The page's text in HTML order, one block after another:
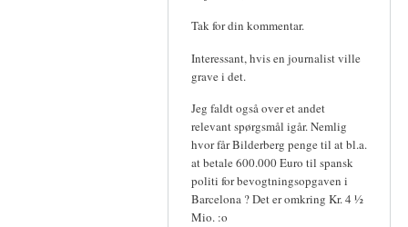
Tak for din kommentar.
Interessant, hvis en journalist ville
grave i det.
Jeg faldt også over et andet
relevant spørgsmål igår. Nemlig
hvor får Bilderberg penge til at bl.a.
at betale 600.000 Euro til spansk
politi for bevogtningsopgaven i
Barcelona ? Det er omkring Kr. 4 ½
Mio. :o